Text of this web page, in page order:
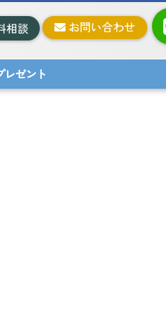
お問い合わせ
相談
レゼント